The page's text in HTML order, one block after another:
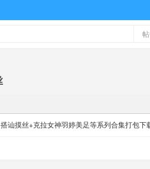
讪摸丝+克拉女神羽婷美足等系列合集打包下